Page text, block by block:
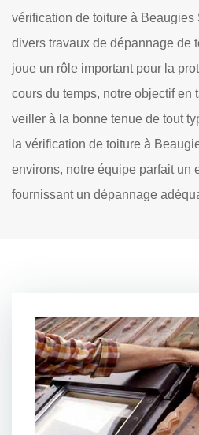
vérification de toiture à
divers travaux de dépannage de
joue un rôle important pour la
cours du temps, notre objectif en
veiller à la bonne tenue de tout
la vérification de toiture à
environs, notre équipe parfait un
fournissant un dépannage